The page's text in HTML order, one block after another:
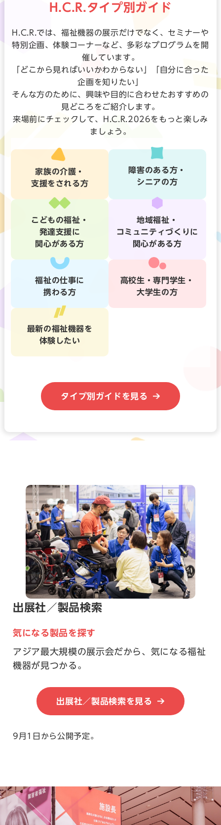
H.C.R.タイプ別ガイド
H.C.R.では、福祉機器の展示だけでなく、セミナーや
特別企画、体験コーナーなど、多彩なプログラムを開
催しています。
「どこから見ればいいかわからない」「自分に合った
企画を知りたい」
そんな方のために、興味や目的に合わせたおすすめの
見どころをご紹介します。
来場前にチェックして、H.C.R.2026をもっと楽しみ
ましょう。
家族の介護・
支援をされる方
障害のある方・
シニアの方
こどもの福祉・
発達支援に
関心がある方
地域福祉・
コミュニティづくりに
関心がある方
福祉の仕事に
携わる方
高校生・専門学生・
大学生の方
最新の福祉機器を
体験したい
タイプ別ガイドを見る
出展社／製品検索
気になる製品を探す
アジア最大規模の展示会だから、気になる福祉
機器が見つかる。
出展社／製品検索を見る
9月1日から公開予定。